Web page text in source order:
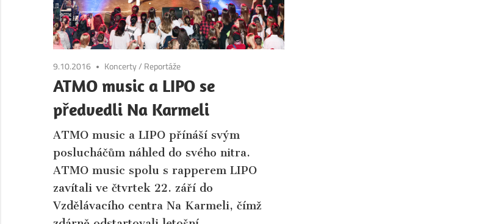
ze
společnosti
a
kultury
města
Mladá
Boleslav
a
okolí.
9.10.2016 Koncerty/ Reportáže
ATMO music a LIPO se
předvedli Na Karmeli
ATMO music a LIPO přínáší svým
poslucháčům náhled do svého nitra.
ATMO music spolu s rapperem LIPO
zavítali ve čtvrtek 22. září do
Vzdělávacího centra Na Karmeli, čímž